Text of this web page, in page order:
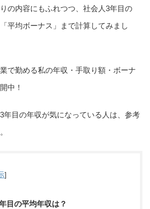
の内容にもふれつつ、社会人3年目の
平均ボーナス」まで計算してみまし
で勤める私の年収・手取り額・ボーナ
中！
年目の年収が気になっている人は、参考
]
目の平均年収は？